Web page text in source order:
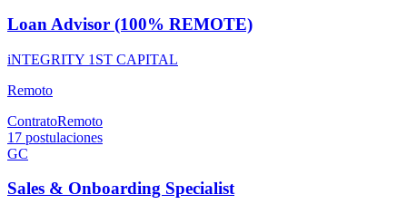
Loan Advisor (100% REMOTE)
iNTEGRITY 1ST CAPITAL
Remoto
ContratoRemoto
17 postulaciones
GC
Sales & Onboarding Specialist